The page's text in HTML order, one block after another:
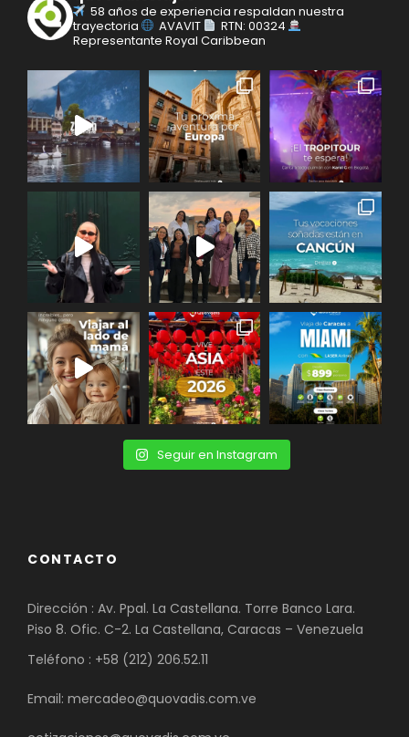
58 años de experiencia respaldan nuestra
trayectoria
AVAVIT
RTN: 00324
Representante Royal Caribbean
Seguir en Instagram
CONTACTO
Dirección : Av. Ppal. La Castellana. Torre Banco Lara.
Piso 8. Ofic. C-2. La Castellana, Caracas – Venezuela
Teléfono : +58 (212) 206.52.11
Email: mercadeo@quovadis.com.ve